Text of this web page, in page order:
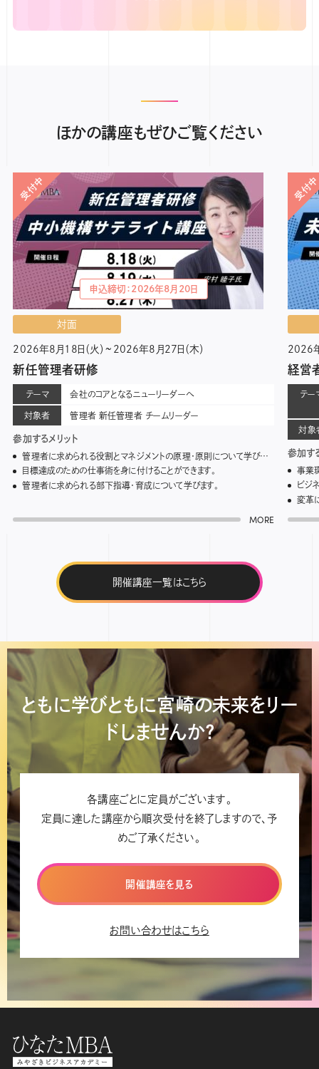
ほかの講座もぜひご覧ください
申込締切：2026年8月20日
受付中
対面
2026年8月18日（火）~2026年8月27日（木）
新任管理者研修
テーマ 会社のコアとなるニューリーダーへ
対象者 管理者 新任管理者 チームリーダー
参加するメリット
管理者に求められる役割とマネジメントの原理・原則について学びます。
目標達成のための仕事術を身に付けることができます。
管理者に求められる部下指導・育成について学びます。
MORE
受付中
2026
経営
テー
対象
参加す
事業
ビジ
変革
開催講座一覧はこちら
ともに学びともに宮崎の未来をリー
ドしませんか？
各講座ごとに定員がございます。
定員に達した講座から順次受付を終了しますので、予
めご了承ください。
開催講座を見る
お問い合わせはこちら